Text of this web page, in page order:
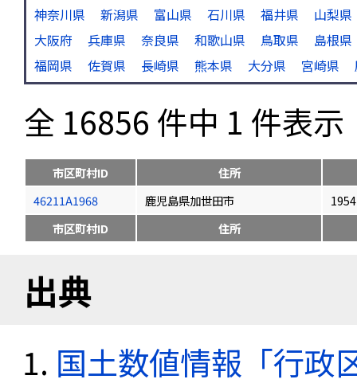
神奈川県
新潟県 富山県 石川県 福井県
山梨県
大阪府
兵庫県 奈良県 和歌山県 鳥取県
島根県
福岡県
佐賀県 長崎県 熊本県 大分県 宮崎県
全 16856 件中 1 件表示
市区町村ID
住所
46211A1968
鹿児島県加世田市
市区町村ID
住所
出典
国土数値情報「行政